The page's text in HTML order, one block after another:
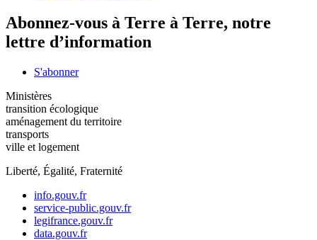
Abonnez-vous à Terre à Terre, notre
lettre d’information
S'abonner
Ministères
transition écologique
aménagement du territoire
transports
ville et logement
Liberté, Égalité, Fraternité
info.gouv.fr
service-public.gouv.fr
legifrance.gouv.fr
data.gouv.fr